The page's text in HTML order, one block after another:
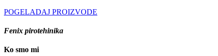
POGELADAJ PROIZVODE
Fenix pirotehinika
Ko smo mi